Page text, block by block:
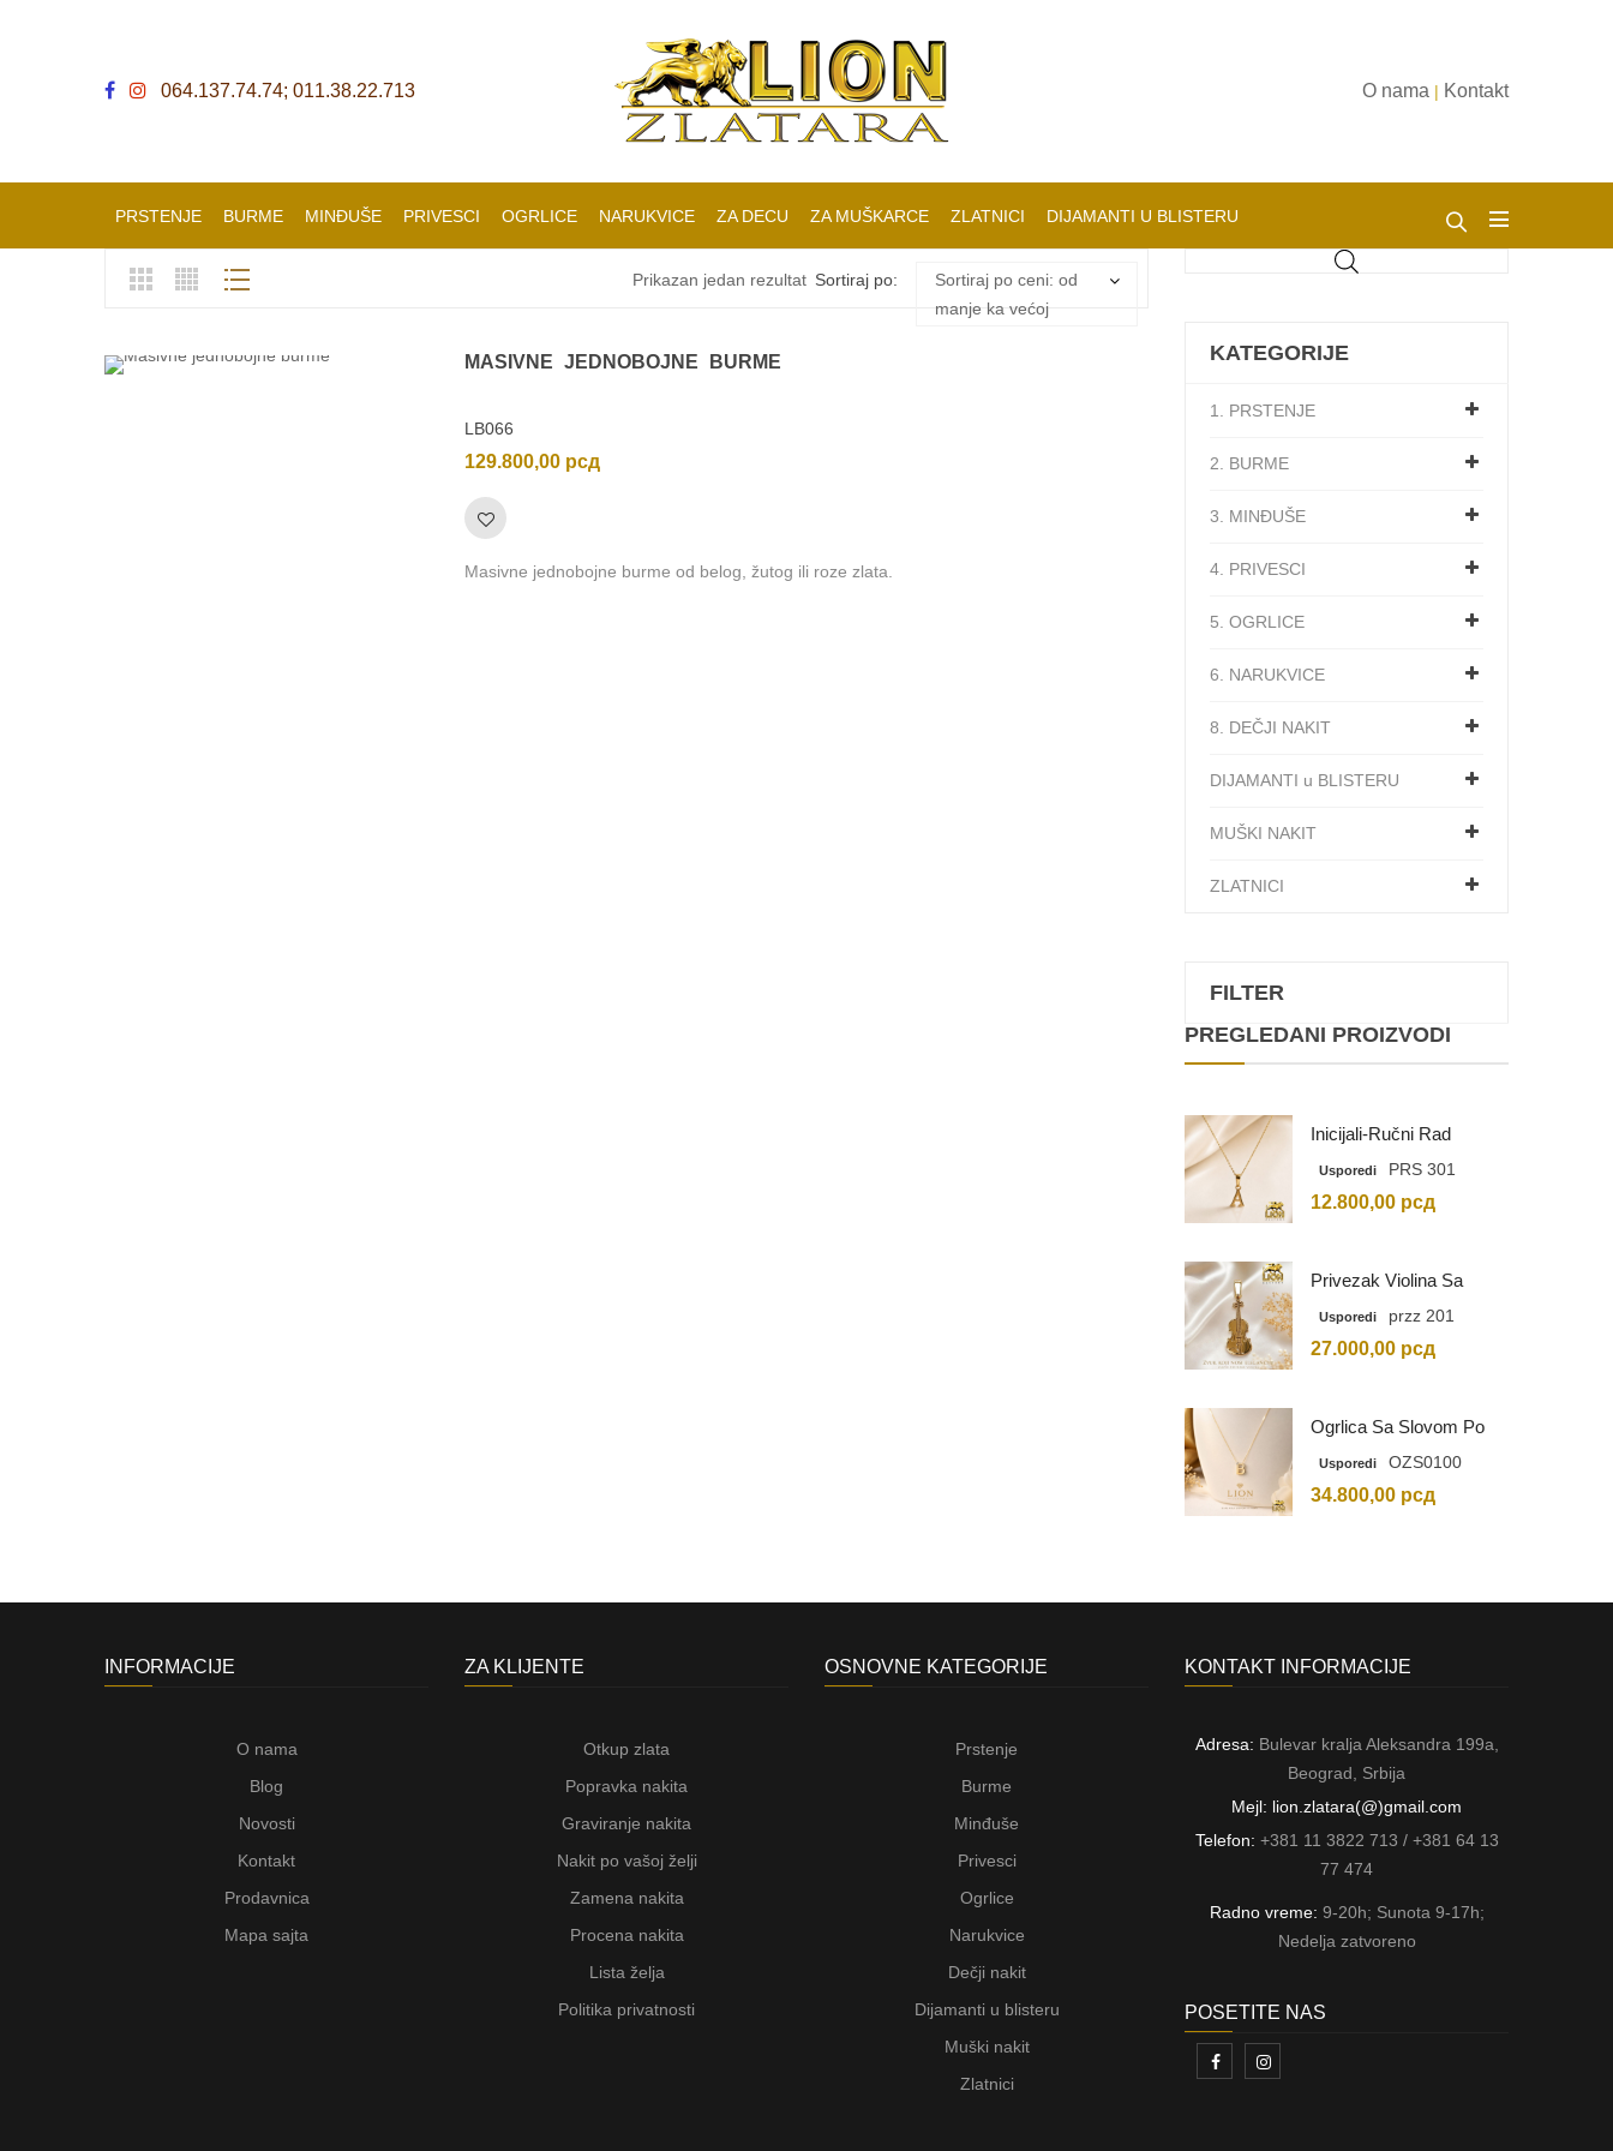
064.137.74.74; 011.38.22.713 O nama | Kontakt
PRSTENJE BURME MINĐUŠE PRIVESCI OGRLICE NARUKVICE ZA DECU ZA MUŠKARCE ZLATNICI DIJAMANTI U BLISTERU
Prikazan jedan rezultat Sortiraj po:
Sortiraj po ceni: od
manje ka većoj
MASIVNE JEDNOBOJNE BURME
LB066
129.800,00 рсд
Masivne jednobojne burme od belog, žutog ili roze zlata.
KATEGORIJE
1. PRSTENJE
2. BURME
3. MINĐUŠE
4. PRIVESCI
5. OGRLICE
6. NARUKVICE
8. DEČJI NAKIT
DIJAMANTI u BLISTERU
MUŠKI NAKIT
ZLATNICI
FILTER
PREGLEDANI PROIZVODI
Inicijali-Ručni Rad
Usporedi PRS 301
12.800,00 рсд
Privezak Violina Sa
Graviranim Inicijalima
Usporedi przz 201
27.000,00 рсд
Ogrlica Sa Slovom Po
Vašem Izboru
Usporedi OZS0100
34.800,00 рсд
INFORMACIJE
O nama
Blog
Novosti
Kontakt
Prodavnica
Mapa sajta
ZA KLIJENTE
Otkup zlata
Popravka nakita
Graviranje nakita
Nakit po vašoj želji
Zamena nakita
Procena nakita
Lista želja
Politika privatnosti
OSNOVNE KATEGORIJE
Prstenje
Burme
Minđuše
Privesci
Ogrlice
Narukvice
Dečji nakit
Dijamanti u blisteru
Muški nakit
Zlatnici
KONTAKT INFORMACIJE
Adresa: Bulevar kralja Aleksandra 199a,
Beograd, Srbija
Mejl: lion.zlatara(@)gmail.com
Telefon: +381 11 3822 713 / +381 64 13
77 474
Radno vreme: 9-20h; Sunota 9-17h;
Nedelja zatvoreno
POSETITE NAS